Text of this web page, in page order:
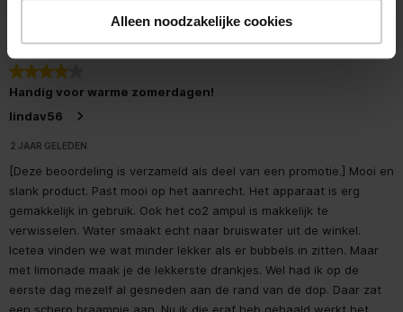
Alleen noodzakelijke cookies
4 van 5 sterren.
Handig voor warme zomerdagen!
lindav56
2 JAAR GELEDEN
[Deze beoordeling is verzameld als deel van een promotie.] Mooi en
slank product. Past mooi op het aanrecht. Het apparaat is erg
gemakkelijk in gebruik. Ook het co2 ampul is makkelijk te
verwisselen. Water smaakt echt naar bruiswater uit de winkel.
Icetea vinden we wat minder lekker als er bubbels in zitten. Maar
met limonade maak je de lekkerste drankjes. Wel had ik op de
eerste dag mezelf al gesneden aan de rand van de dop. Daar zat
een scherp braampje aan. Nu ik die eraf heb gehaald werkt het